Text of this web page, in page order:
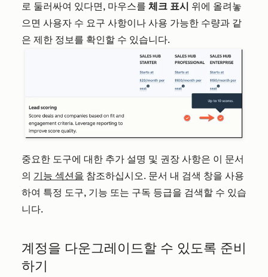
로 둘러싸여 있다면, 마우스를 체크 표시 위에 올려놓
으면 사용자 수 요구 사항이나 사용 가능한 수량과 같
은 제한 정보를 확인할 수 있습니다.
중요한 도구에 대한 추가 설명 및 권장 사항은 이 문서
의 기능 섹션을 참조하십시오. 문서 내 검색 창을 사용
하여 특정 도구, 기능 또는 구독 등급을 검색할 수 있습
니다.
계정을 다운그레이드할 수 있도록 준비
하기